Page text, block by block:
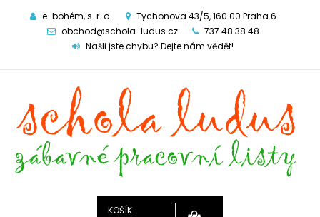
e-bohém, s. r. o.
Tychonova 43/5, 160 00 Praha 6
obchod@schola-ludus.cz
737 48 38 48
Našli jste chybu? Dejte nám vědět!
KOŠÍK